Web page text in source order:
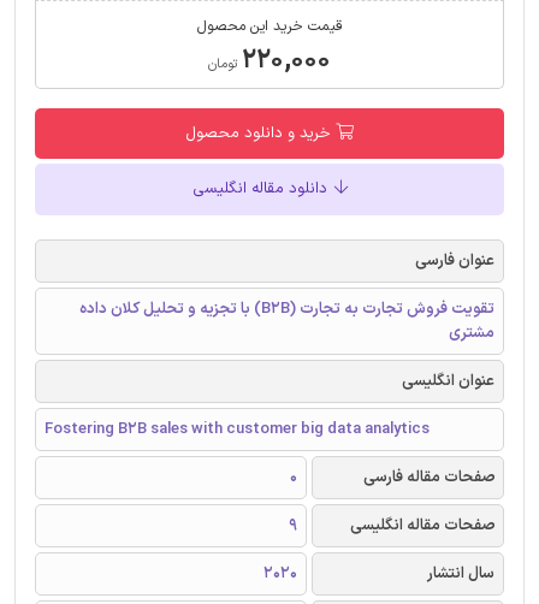
قیمت خرید این محصول
۲۲۰,۰۰۰ تومان
خرید و دانلود محصول
دانلود مقاله انگلیسی
عنوان فارسی
تقویت فروش تجارت به تجارت (B2B) با تجزیه و تحلیل کلان داده
مشتری
عنوان انگلیسی
Fostering B2B sales with customer big data analytics
صفحات مقاله فارسی
0
صفحات مقاله انگلیسی
9
سال انتشار
2020